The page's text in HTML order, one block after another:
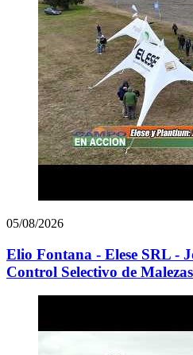
05/08/2026
Elio Fontana - Elese SRL -
Control Selectivo de Malezas